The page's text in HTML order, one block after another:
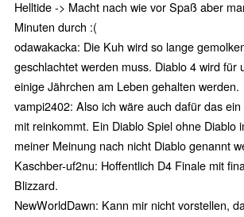
Helltide -> Macht nach wie vor Spaß aber
Minuten durch :(
odawakacka: Die Kuh wird so lange
geschlachtet werden muss. Diablo 4 wird für
einige Jährchen am Leben gehalten werden.
vampi2402: Also ich wäre auch dafür das
mit reinkommt. Ein Diablo Spiel ohne Diablo
meiner Meinung nach nicht Diablo genannt
Kaschber-uf2nu: Hoffentlich D4 Finale mit
Blizzard.
NewWorldDawn: Kann mir nicht vorstellen,